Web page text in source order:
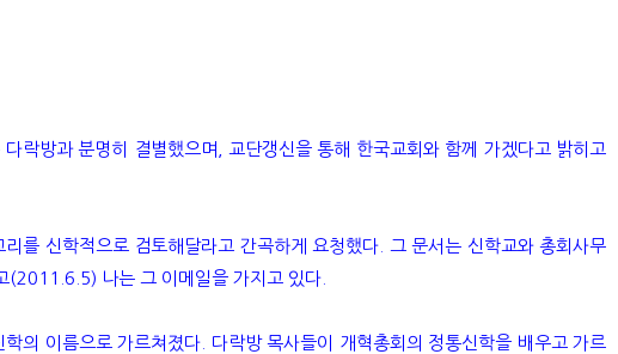
락방과 분명히 결별했으며, 교단갱신을 통해 한국교회와 함께 가겠다고 밝히고
를 신학적으로 검토해달라고 간곡하게 요청했다. 그 문서는 신학교와 총회사무
(2011.6.5) 나는 그 이메일을 가지고 있다.
의 이름으로 가르쳐졌다. 다락방 목사들이 개혁총회의 정통신학을 배우고 가르